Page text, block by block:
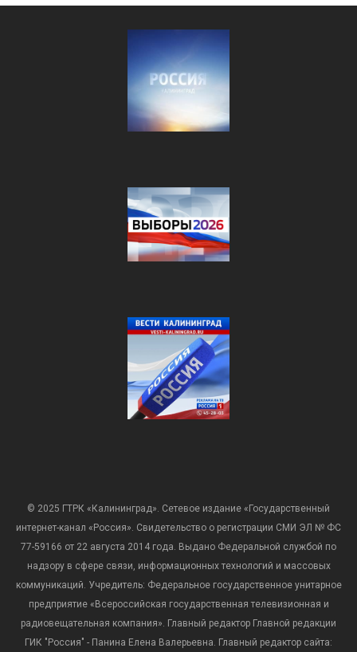
© 2025 ГТРК «Калининград». Сетевое издание «Государственный
интернет-канал «Россия». Свидетельство о регистрации СМИ ЭЛ № ФС
77-59166 от 22 августа 2014 года. Выдано Федеральной службой по
надзору в сфере связи, информационных технологий и массовых
коммуникаций. Учредитель: Федеральное государственное унитарное
предприятие «Всероссийская государственная телевизионная и
радиовещательная компания». Главный редактор Главной редакции
ГИК "Россия" - Панина Елена Валерьевна. Главный редактор сайта: